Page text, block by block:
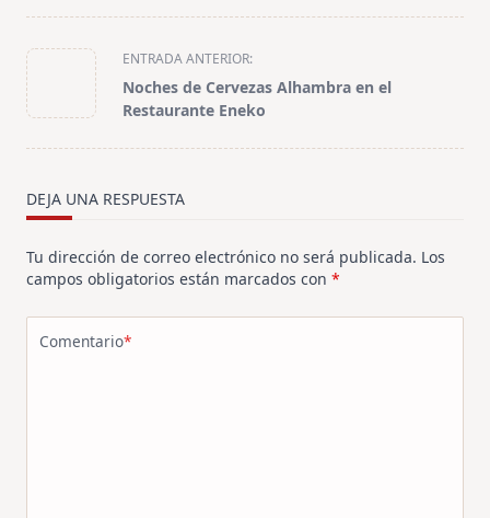
<span
class="nav-
subtitle
ENTRADA ANTERIOR:
Noches de Cervezas Alhambra en el
Restaurante Eneko
DEJA UNA RESPUESTA
Tu dirección de correo electrónico no será publicada. Los
campos obligatorios están marcados con *
Comentario*